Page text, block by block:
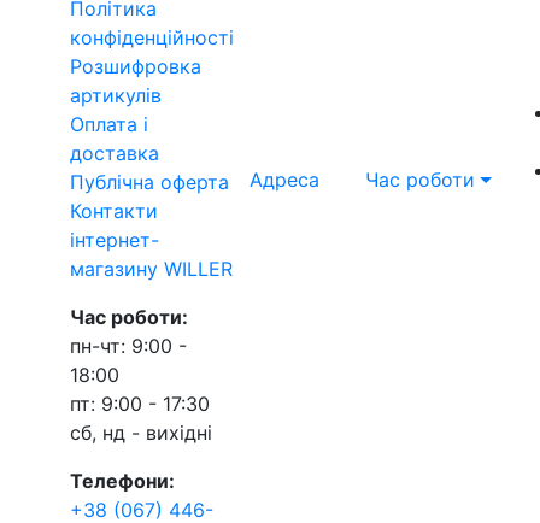
Політика
конфіденційності
Розшифровка
артикулів
Оплата і
доставка
Публічна оферта
Контакти
інтернет-
магазину WILLER
Час роботи:
пн-чт: 9:00 -
18:00
пт: 9:00 - 17:30
сб, нд - вихідні
Телефони:
+38 (067) 446-
Адреса Час роботи